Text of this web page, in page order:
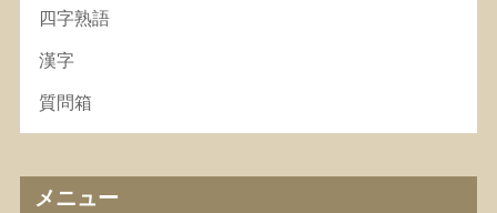
四字熟語
漢字
質問箱
メニュー